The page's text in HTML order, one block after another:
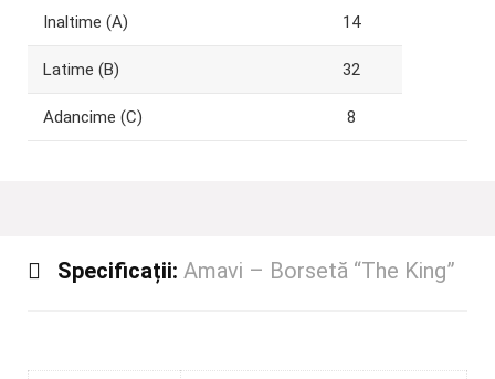
Inaltime (A) 14
Latime (B) 32
Adancime (C) 8
Specificații: Amavi – Borsetă “The King”